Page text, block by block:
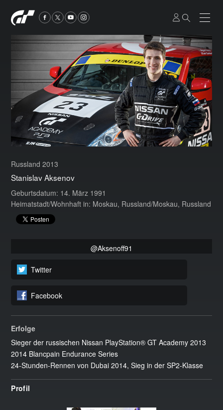
Russland 2013
Stanislav Aksenov
Geburtsdatum: 14. März 1991
Heimatstadt/Wohnhaft in: Moskau, Russland/Moskau, Russland
@Aksenoff91
Twitter
Facebook
Erfolge
Sieger der russischen Nissan PlayStation® GT Academy 2013
2014 Blancpain Endurance Series
24-Stunden-Rennen von Dubai 2014, Sieg in der SP2-Klasse
Profil